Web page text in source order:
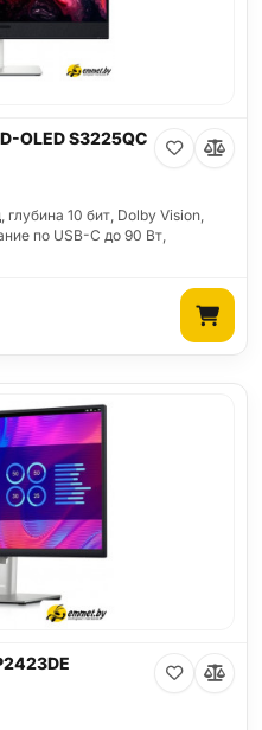
OLED S3225QC
глубина 10 бит, Dolby Vision,
по USB-C до 90 Вт,